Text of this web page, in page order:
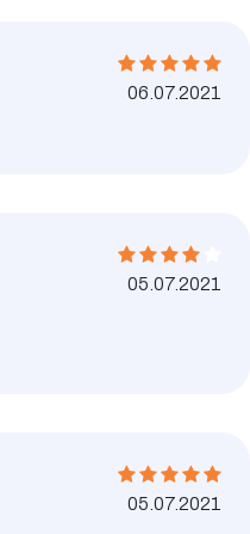
06.07.2021
05.07.2021
05.07.2021